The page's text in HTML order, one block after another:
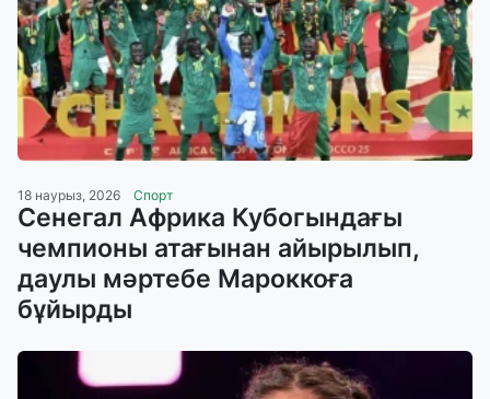
18 наурыз, 2026 Спорт
Сенегал Африка Кубогындағы
чемпионы атағынан айырылып,
даулы мәртебе Мароккоға
бұйырды